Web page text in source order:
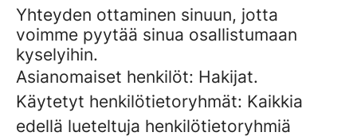
Yhteyden ottaminen sinuun, jotta
voimme pyytää sinua osallistumaan
kyselyihin.
Asianomaiset henkilöt: Hakijat.
Käytetyt henkilötietoryhmät: Kaikkia
edellä lueteltuja henkilötietoryhmiä